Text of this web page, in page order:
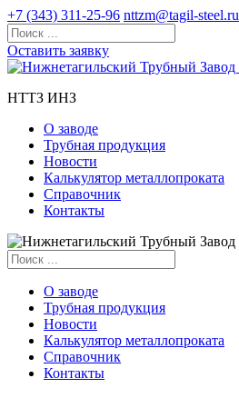
+7 (343) 311-25-96 nttzm@tagil-steel.ru
Оставить заявку
НТТЗ ИНЗ
О заводе
Трубная продукция
Новости
Калькулятор металлопроката
Справочник
Контакты
О заводе
Трубная продукция
Новости
Калькулятор металлопроката
Справочник
Контакты